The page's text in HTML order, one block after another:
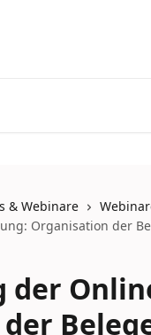
& Webinare
Organisation der
der